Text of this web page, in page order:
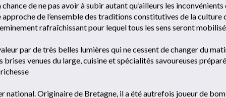
de ne pas avoir à subir autant qu’ailleurs les inconvénients
de l’ensemble des traditions constitutives de la culture
rafraîchissant pour lequel tous les sens seront
par de très belles lumières qui ne cessent de changer du
venues du large, cuisine et spécialités savoureuses
national. Originaire de Bretagne, il a été autrefois joueur de